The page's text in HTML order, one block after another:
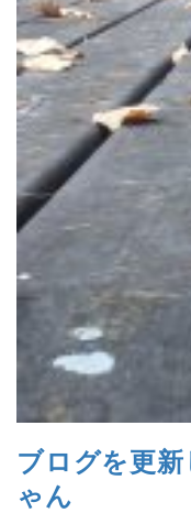
ブログを更
ゃん